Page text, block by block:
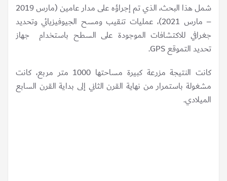
شمل هذا البحث، الذي تم إجراؤه على مدار عامين (مارس 2019
– مارس 2021)، عمليات تنقيب ومسح الجيوفيزيائي وتحديد
جغرافي للاكتشافات الموجودة على السطح باستخدام جهاز
تحديد التموقع GPS.
كانت النتيجة مزرعة كبيرة مساحتها 1000 متر مربع، كانت
مشغولة باستمرار من نهاية القرن الثاني إلى بداية القرن السابع
الميلادي.